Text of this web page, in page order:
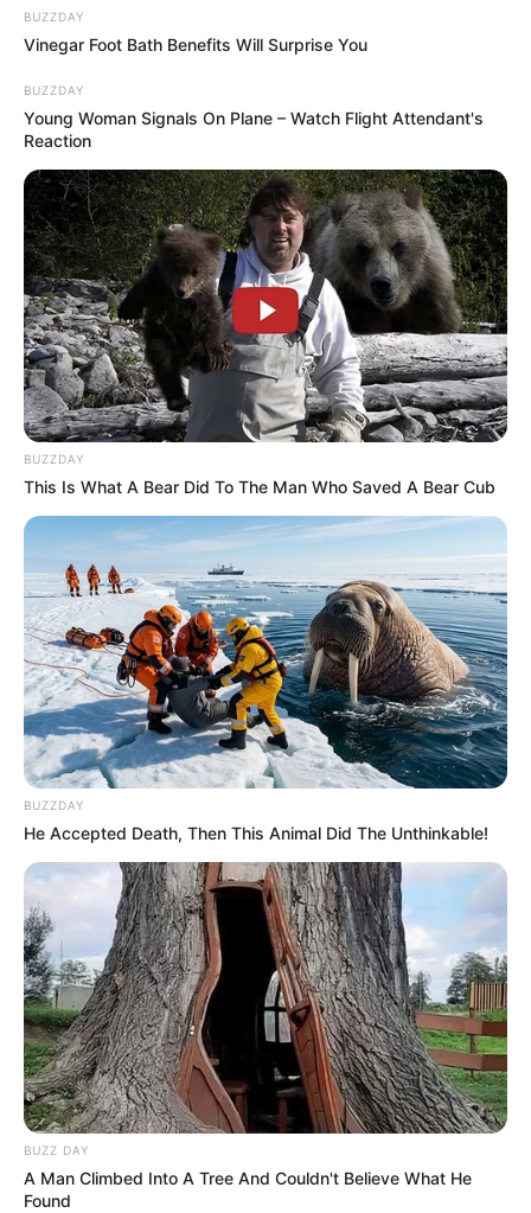
Como Fazer em Casa
Como Fazer em Casa
BUZZDAY
Vinegar Foot Bath Benefits Will Surprise You
BUZZDAY
Young Woman Signals On Plane – Watch Flight Attendant's
Reaction
BUZZDAY
This Is What A Bear Did To The Man Who Saved A Bear Cub
BUZZDAY
He Accepted Death, Then This Animal Did The Unthinkable!
BUZZ DAY
A Man Climbed Into A Tree And Couldn't Believe What He
Found